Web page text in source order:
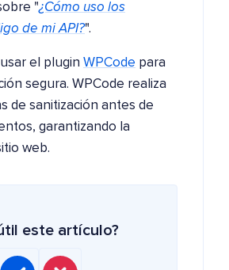
"¿Cómo uso los
de mi API?".
el plugin WPCode para
segura. WPCode realiza
de sanitización antes de
garantizando la
web.
este artículo?